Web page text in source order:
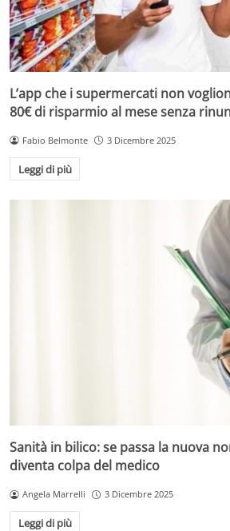
L’app che i supermercati non
80€ di risparmio al mese senza
Fabio Belmonte 3 Dicembre 2025
Leggi di più
Sanità in bilico: se passa la nuova
diventa colpa del medico
Angela Marrelli 3 Dicembre 2025
Leggi di più